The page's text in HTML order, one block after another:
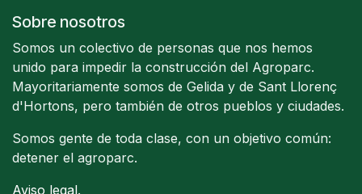
Sobre nosotros
Somos un colectivo de personas que nos hemos
unido para impedir la construcción del Agroparc.
Mayoritariamente somos de Gelida y de Sant Llorenç
d'Hortons, pero también de otros pueblos y ciudades.
Somos gente de toda clase, con un objetivo común:
detener el agroparc.
Aviso legal.